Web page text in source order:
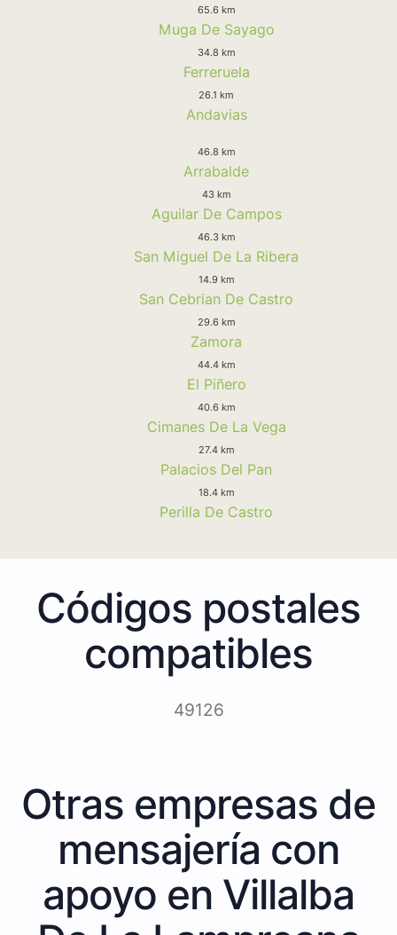
65.6 km
Muga De Sayago
34.8 km
Ferreruela
26.1 km
Andavias
46.8 km
Arrabalde
43 km
Aguilar De Campos
46.3 km
San Miguel De La Ribera
14.9 km
San Cebrian De Castro
29.6 km
Zamora
44.4 km
El Piñero
40.6 km
Cimanes De La Vega
27.4 km
Palacios Del Pan
18.4 km
Perilla De Castro
Códigos postales
compatibles
49126
Otras empresas de
mensajería con
apoyo en Villalba